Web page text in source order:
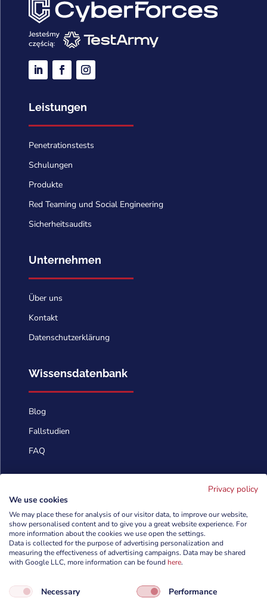
Leistungen
Penetrationstests
Schulungen
Produkte
Red Teaming und Social Engineering
Sicherheitsaudits
Unternehmen
Über uns
Kontakt
Datenschutzerklärung
Wissensdatenbank
Blog
Fallstudien
FAQ
 info@cyberforces.com
 +48 505 372 810

Privacy policy
We use cookies
We may place these for analysis of our visitor data, to improve our website,
show personalised content and to give you a great website experience. For
more information about the cookies we use open the settings.
Data is collected for the purpose of advertising personalization and
measuring the effectiveness of advertising campaigns. Data may be shared
with Google LLC, more information can be found here.
Necessary Performance